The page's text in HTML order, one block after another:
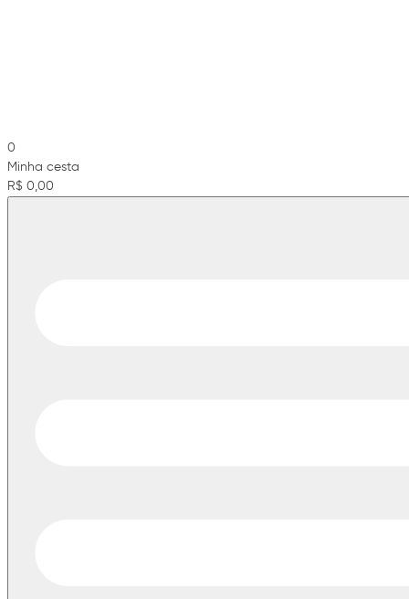
0
Minha cesta
R$ 0,00